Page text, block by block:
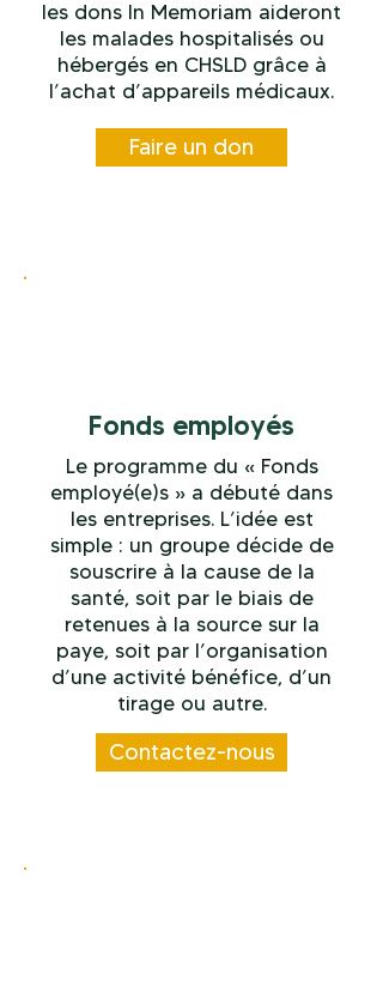
les dons In Memoriam aideront
les malades hospitalisés ou
hébergés en CHSLD grâce à
l’achat d’appareils médicaux.
Faire un don
Fonds employés
Le programme du « Fonds
employé(e)s » a débuté dans
les entreprises. L’idée est
simple : un groupe décide de
souscrire à la cause de la
santé, soit par le biais de
retenues à la source sur la
paye, soit par l’organisation
d’une activité bénéfice, d’un
tirage ou autre.
Contactez-nous